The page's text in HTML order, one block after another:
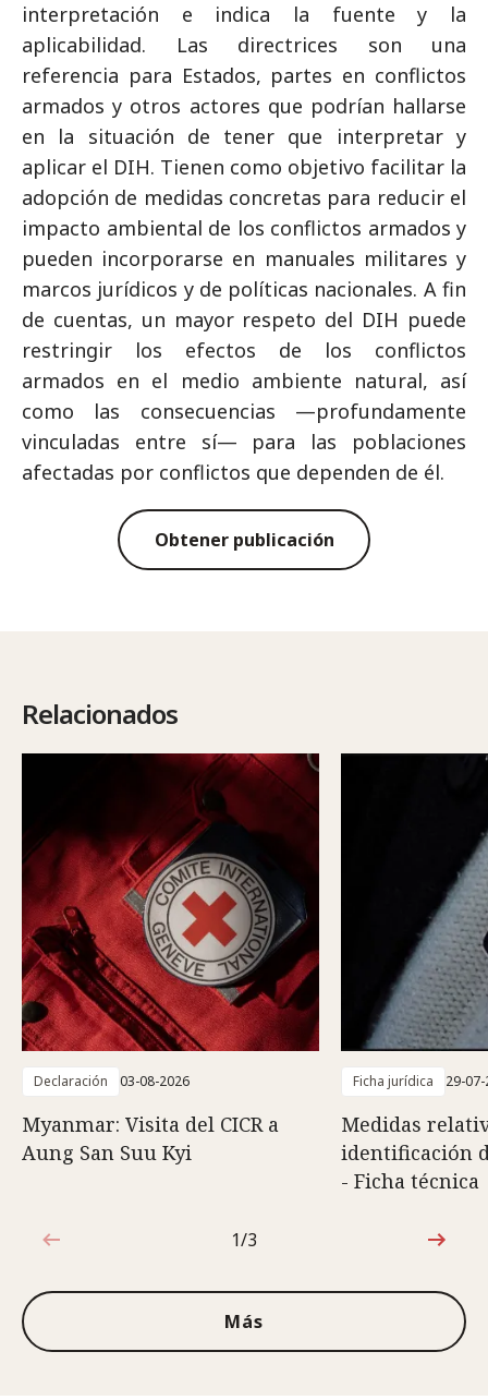
interpretación e indica la fuente y la
aplicabilidad. Las directrices son una
referencia para Estados, partes en conflictos
armados y otros actores que podrían hallarse
en la situación de tener que interpretar y
aplicar el DIH. Tienen como objetivo facilitar la
adopción de medidas concretas para reducir el
impacto ambiental de los conflictos armados y
pueden incorporarse en manuales militares y
marcos jurídicos y de políticas nacionales. A fin
de cuentas, un mayor respeto del DIH puede
restringir los efectos de los conflictos
armados en el medio ambiente natural, así
como las consecuencias —profundamente
vinculadas entre sí— para las poblaciones
afectadas por conflictos que dependen de él.
Obtener publicación
Relacionados
Declaración 03-08-2026
Myanmar: Visita del CICR a
Aung San Suu Kyi
Ficha jurídica 29-
Medidas
identificación
- Ficha técnica
1de3
1/3
Más